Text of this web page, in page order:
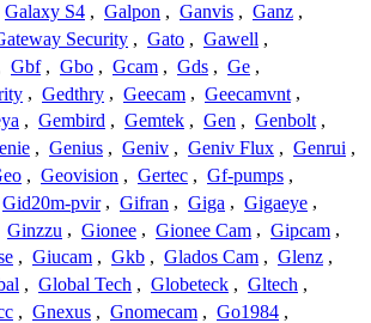
Galaxy S4 , Galpon , Ganvis , Ganz ,
Security , Gato , Gawell ,
Gbf , Gbo , Gcam , Gds , Ge ,
, Gedthry , Geecam , Geecamvnt ,
, Gembird , Gemtek , Gen , Genbolt ,
, Genius , Geniv , Geniv Flux , Genrui ,
, Geovision , Gertec , Gf-pumps ,
Gid20m-pvir , Gifran , Giga , Gigaeye ,
Ginzzu , Gionee , Gionee Cam , Gipcam ,
, Giucam , Gkb , Glados Cam , Glenz ,
, Global Tech , Globeteck , Gltech ,
, Gnexus , Gnomecam , Go1984 ,